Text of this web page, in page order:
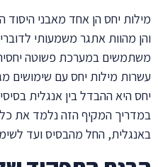
מילות יחס הן אחד מאבני
והן מהוות אתגר משמעותי
משתמשים במערכת פשוטה
עשרות מילות יחס עם שימושים
יחס היא ההבדל בין אנגלית
במדריך המקיף הזה נלמד את
באנגלית, החל מהבסיס ועד